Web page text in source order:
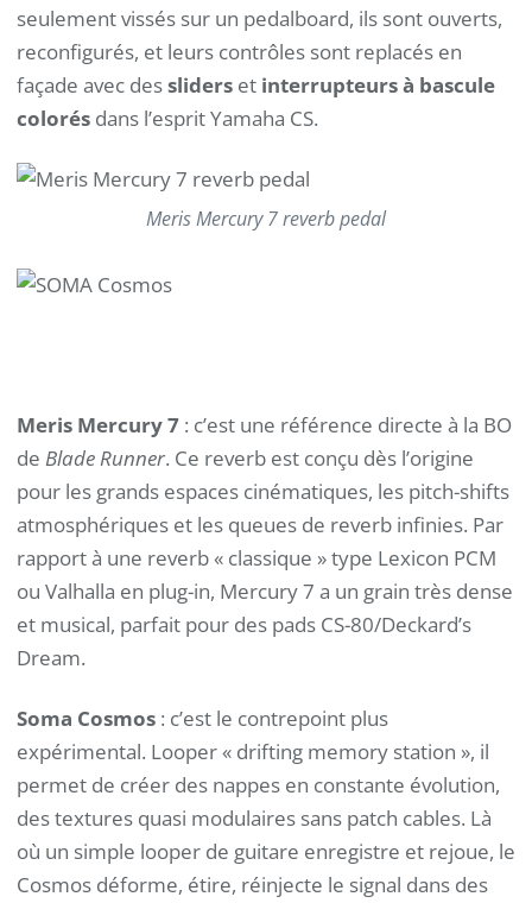
seulement vissés sur un pedalboard, ils sont ouverts,
reconfigurés, et leurs contrôles sont replacés en
façade avec dessliders et interrupteurs à bascule
colorés dans l’esprit Yamaha CS.
Meris Mercury 7 reverb pedal
Meris Mercury 7 : c’est une référence directe à la BO
de Blade Runner. Ce reverb est conçu dès l’origine
pour les grands espaces cinématiques, les pitch-shifts
atmosphériques et les queues de reverb infinies. Par
rapport à une reverb « classique » type Lexicon PCM
ou Valhalla en plug-in, Mercury 7 a un grain très dense
et musical, parfait pour des pads CS-80/Deckard’s
Dream.
Soma Cosmos : c’est le contrepoint plus
expérimental. Looper « drifting memory station », il
permet de créer des nappes en constante évolution,
des textures quasi modulaires sans patch cables. Là
où un simple looper de guitare enregistre et rejoue, le
Cosmos déforme, étire, réinjecte le signal dans des